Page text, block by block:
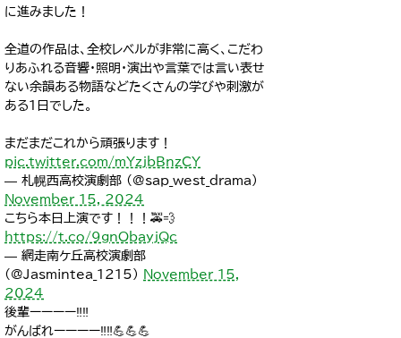
に進みました！
全道の作品は、全校レベルが非常に高く、こだわ
りあふれる音響・照明・演出や言葉では言い表せ
ない余韻ある物語などたくさんの学びや刺激が
ある1日でした。
まだまだこれから頑張ります！
pic.twitter.com/mYzjbBnzCY
— 札幌西高校演劇部 (@sap_west_drama)
November 15, 2024
こちら本日上演です！！！🚕💨
https://t.co/9gnObayjQc
— 網走南ケ丘高校演劇部
(@Jasmintea_1215)
November 15,
2024
後輩ーーーー‼️‼️
がんばれーーーー‼️‼️💪💪💪